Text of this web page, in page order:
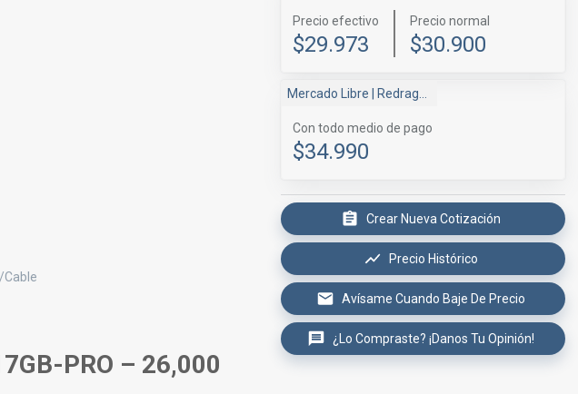
Cable
Precio efectivo
$29.973
Precio normal
$30.900
Mercado Libre | Redragon
Con todo medio de pago
$34.990
Crear Nueva Cotización
Precio Histórico
Avísame Cuando Baje De Precio
¿Lo Compraste? ¡Danos Tu Opinión!
PRO – 26,000